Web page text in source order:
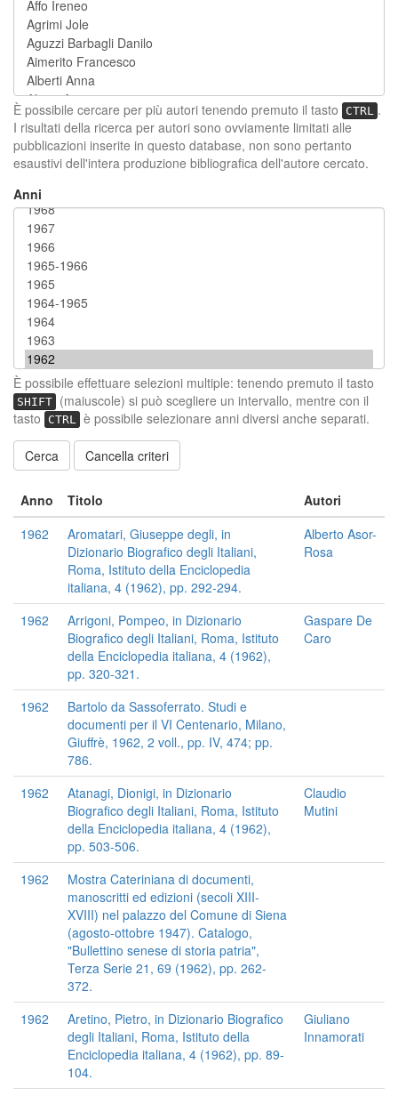
È possibile cercare per più autori tenendo premuto il tasto CTRL .
I risultati della ricerca per autori sono ovviamente limitati alle
pubblicazioni inserite in questo database, non sono pertanto
esaustivi dell'intera produzione bibliografica dell'autore cercato.
Anni
È possibile effettuare selezioni multiple: tenendo premuto il tasto
SHIFT (maiuscole) si può scegliere un intervallo, mentre con il
tasto
CTRL è possibile selezionare anni diversi anche separati.
Cancella criteri
Anno Titolo
Autori
1962
Aromatari, Giuseppe degli, in
Dizionario Biografico degli Italiani,
Roma, Istituto della Enciclopedia
italiana, 4 (1962), pp. 292-294.
Alberto Asor-
Rosa
1962
Arrigoni, Pompeo, in Dizionario
Biografico degli Italiani, Roma, Istituto
della Enciclopedia italiana, 4 (1962),
pp. 320-321.
Gaspare De
Caro
1962
Bartolo da Sassoferrato. Studi e
documenti per il VI Centenario, Milano,
Giuffrè, 1962, 2 voll., pp. IV, 474; pp.
786.
1962
Atanagi, Dionigi, in Dizionario
Biografico degli Italiani, Roma, Istituto
della Enciclopedia italiana, 4 (1962),
pp. 503-506.
Claudio
Mutini
1962
Mostra Cateriniana di documenti,
manoscritti ed edizioni (secoli XIII-
XVIII) nel palazzo del Comune di Siena
(agosto-ottobre 1947). Catalogo,
"Bullettino senese di storia patria",
Terza Serie 21, 69 (1962), pp. 262-
372.
1962
Aretino, Pietro, in Dizionario Biografico
degli Italiani, Roma, Istituto della
Enciclopedia italiana, 4 (1962), pp. 89-
104.
Giuliano
Innamorati